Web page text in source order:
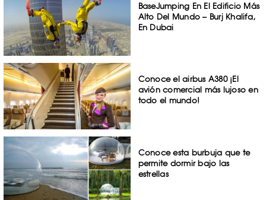
BaseJumping En El Edificio Más
Alto Del Mundo – Burj Khalifa,
En Dubai
Conoce el airbus A380 ¡El
avión comercial más lujoso en
todo el mundo!
Conoce esta burbuja que te
permite dormir bajo las
estrellas